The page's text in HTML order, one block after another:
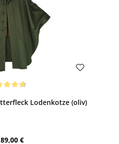
Lodenkotze (oliv)
Preis:
€